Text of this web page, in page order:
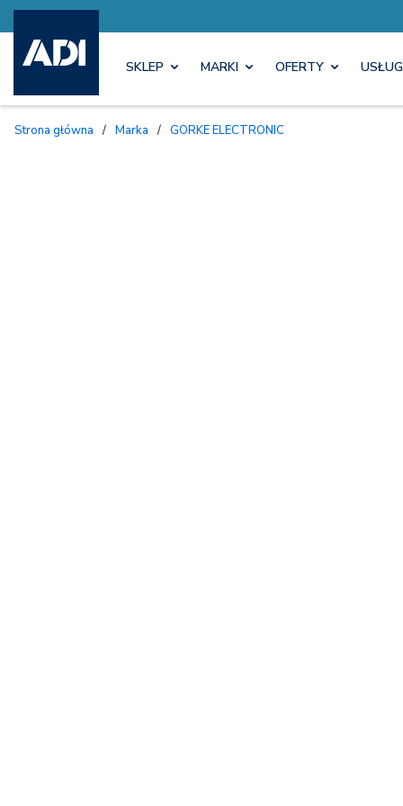
SKLEP MARKI OFERTY
Strona główna / Marka / GORKE ELECTRONIC